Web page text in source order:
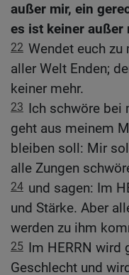
außer mir, ein
es ist keiner außer
22 Wendet euch zu
aller Welt Enden;
keiner mehr.
23 Ich schwöre bei
geht aus meinem
bleiben soll: Mir
alle Zungen
24 und sagen: Im
und Stärke. Aber
werden zu ihm
25 Im HERRN wird
Geschlecht und